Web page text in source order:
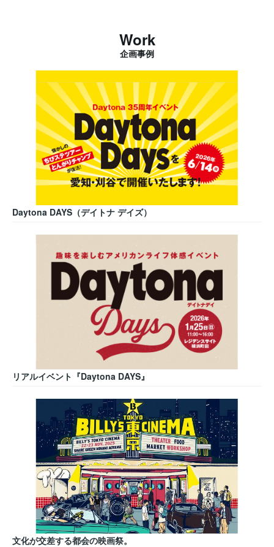
Work
企画事例
Daytona DAYS（デイトナ デイズ）
リアルイベント『Daytona DAYS』
文化が交差する都会の映画祭。